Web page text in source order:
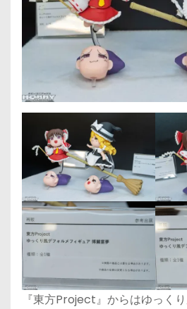
『東方Project』からはゆっく